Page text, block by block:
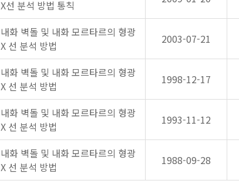
X선 분석 방법 통칙
내화 벽돌 및 내화 모르타르의 형광
X 선 분석 방법
2003-07-21
내화 벽돌 및 내화 모르타르의 형광
X 선 분석 방법
1998-12-17
내화 벽돌 및 내화 모르타르의 형광
X 선 분석 방법
1993-11-12
내화 벽돌 및 내화 모르타르의 형광
X 선 분석 방법
1988-09-28